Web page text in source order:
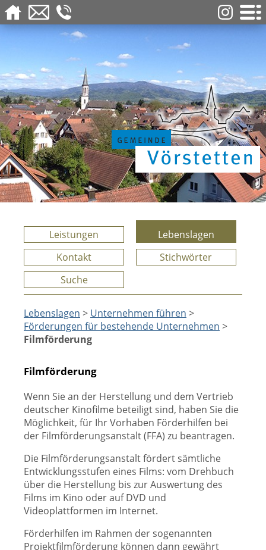
Leistungen
Lebenslagen
Kontakt
Stichwörter
Suche
Lebenslagen > Unternehmen führen >
Förderungen für bestehende Unternehmen >
Filmförderung
Filmförderung
Wenn Sie an der Herstellung und dem Vertrieb
deutscher Kinofilme beteiligt sind, haben Sie die
Möglichkeit, für Ihr Vorhaben Förderhilfen bei
der Filmförderungsanstalt (FFA) zu beantragen.
Die Filmförderungsanstalt fördert sämtliche
Entwicklungsstufen eines Films: vom Drehbuch
über die Herstellung bis zur Auswertung des
Films im Kino oder auf DVD und
Videoplattformen im Internet.
Förderhilfen im Rahmen der sogenannten
Projektfilmförderung können dann gewährt